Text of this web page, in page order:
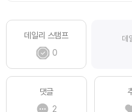
데일리 스탬프
0
데
댓글
2